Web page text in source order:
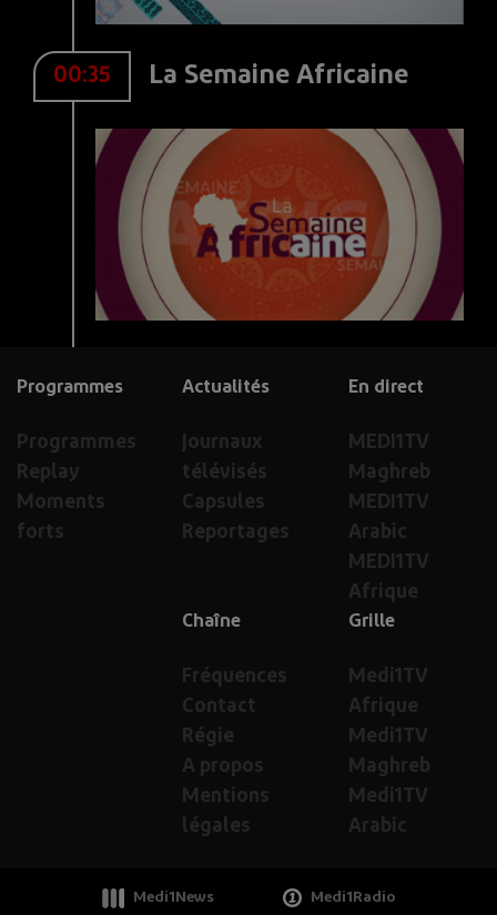
00:35 La Semaine Africaine
En direct
MEDI1TV
Maghreb
MEDI1TV
Arabic
MEDI1TV
Afrique
Actualités
Journaux
télévisés
Capsules
Reportages
Programmes
Programmes
Replay
Moments
forts
Grille
Medi1TV
Afrique
Medi1TV
Maghreb
Medi1TV
Arabic
Chaîne
Fréquences
Contact
Régie
A propos
Mentions
légales
Medi1News Medi1Radio